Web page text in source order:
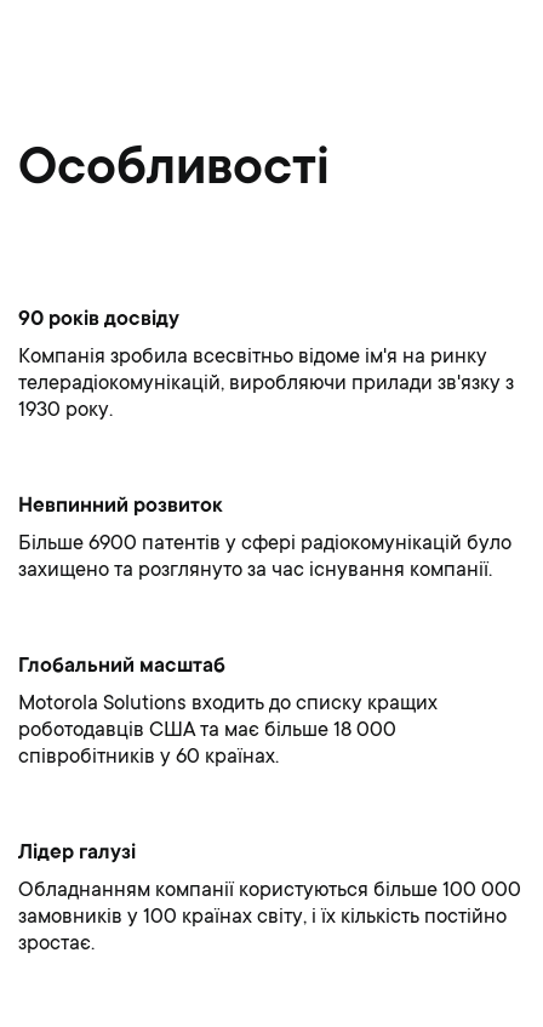
Особливості
90 років досвіду
Компанія зробила всесвітньо відоме ім'я на ринку
телерадіокомунікацій, виробляючи прилади зв'язку з
1930 року.
Невпинний розвиток
Більше 6900 патентів у сфері радіокомунікацій було
захищено та розглянуто за час існування компанії.
Глобальний масштаб
Motorola Solutions входить до списку кращих
роботодавців США та має більше 18 000
співробітників у 60 країнах.
Лідер галузі
Обладнанням компанії користуються більше 100 000
замовників у 100 країнах світу, і їх кількість постійно
зростає.